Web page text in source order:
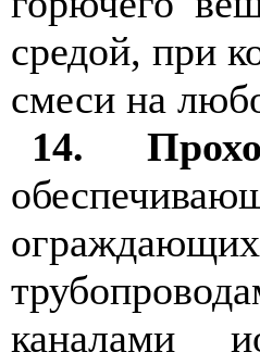
средой, при
смеси на
14.
каналами